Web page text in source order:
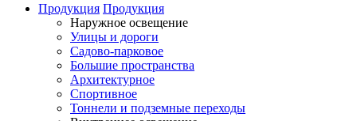
Продукция Продукция
Наружное освещение
Улицы и дороги
Садово-парковое
Большие пространства
Архитектурное
Спортивное
Тоннели и подземные переходы